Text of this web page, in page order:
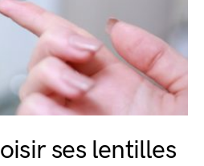
ses lentilles